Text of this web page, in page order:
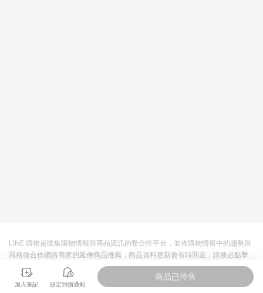
加入筆記 設定到價通知
商品已停售
LINE 購物是匯集購物情報與商品資訊的整合性平台，並依購物情報中的趨勢與
風格做合作網路商家的延伸商品推薦，商品資料更新會有時間差，請務必點擊
商品至各合作網路商家，確認現售價與購物條件，一切資訊以合作廠商網頁為
準。